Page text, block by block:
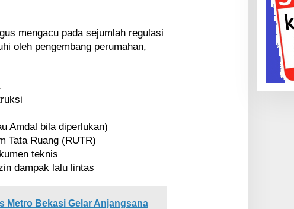
mengacu pada sejumlah regulasi
oleh pengembang perumahan,
Amdal bila diperlukan)
Tata Ruang (RUTR)
teknis
dampak lalu lintas
Metro Bekasi Gelar Anjangsana